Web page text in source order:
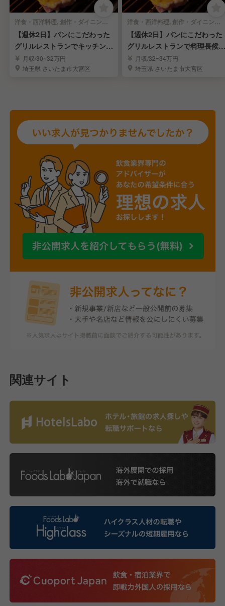
洋食・西洋料理, 創作・ダイニングバー | キッチンスタッフ
【週休2日】パンにこだわった
グリルレストランでキッチンス
タッフを募集！
月収/30~32万円
埼玉県 さいたま市大宮区
洋食・西洋料理, 創作・ダイニングバー | 料理長・料理長候補
【週休2日】パンにこだわった
グリルレストランで料理長候補
を募集！
月収/32~34万円
埼玉県 さいたま市大宮区
関連サイト